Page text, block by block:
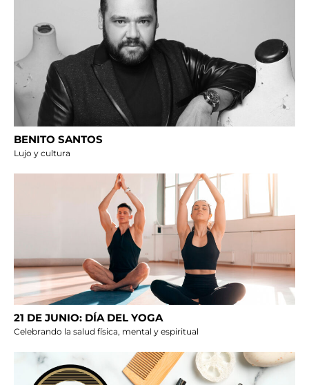
BENITO SANTOS
Lujo y cultura
21 DE JUNIO: DÍA DEL YOGA
Celebrando la salud física, mental y espiritual